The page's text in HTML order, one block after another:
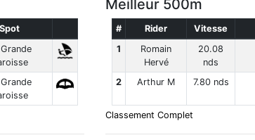
Spot
Meilleur 500m
# Rider Vitesse
1
Romain
Hervé
20.08
nds
2
Arthur M 7.80 nds
Classement Complet